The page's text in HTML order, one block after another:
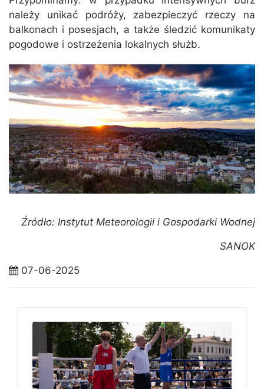
należy unikać podróży, zabezpieczyć rzeczy na
balkonach i posesjach, a także śledzić komunikaty
pogodowe i ostrzeżenia lokalnych służb.
Źródło: Instytut Meteorologii i Gospodarki Wodnej
SANOK
07-06-2025